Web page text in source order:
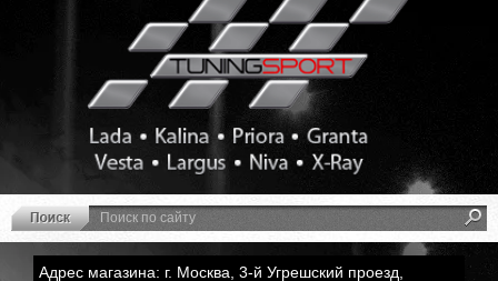
Адрес магазина: г. Москва, 3-й Угрешский проезд,